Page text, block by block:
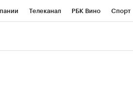
Телеканал РБК Вино Спорт